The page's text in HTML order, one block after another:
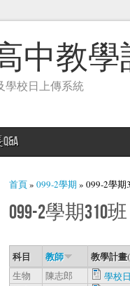
中教
學校日上傳系統
您在這裡
首頁» 099-2學期 » 099-2學期
099-2學期310班
科目 教師 教學計畫
生物 陳志郎
學校